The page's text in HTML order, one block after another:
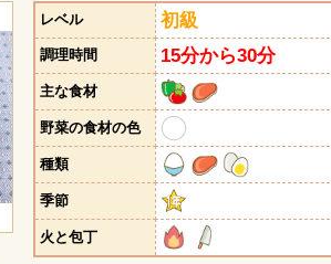
レベル 初級
調理時間 15分から30分
主な食材
野菜の食材の色
種類
季節
火と包丁